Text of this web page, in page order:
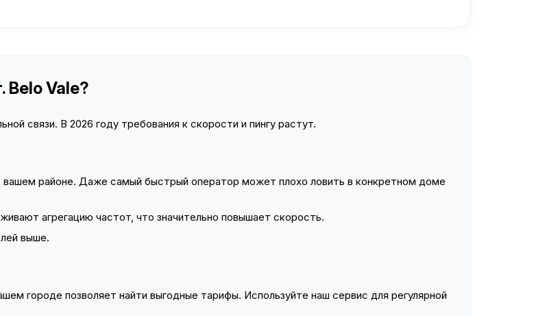
Belo Vale?
связи. В 2026 году требования к скорости и пингу растут.
вашем районе. Даже самый быстрый оператор может плохо ловить в конкретном доме
агрегацию частот, что значительно повышает скорость.
выше.
городе позволяет найти выгодные тарифы. Используйте наш сервис для регулярной